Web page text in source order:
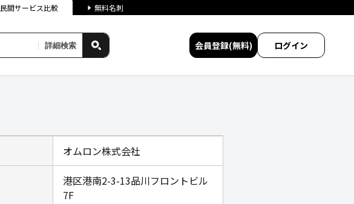
民間サービス比較 無料名刺
詳細検索 会員登録(無料) ログイン
オムロン株式会社
港区港南2-3-13品川フロントビル
7F